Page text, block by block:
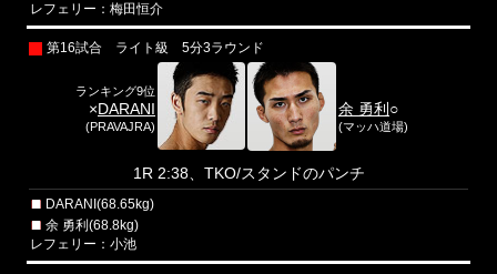
レフェリー：梅田恒介
第16試合 ライト級 5分3ラウンド
ランキング9位
×DARANI
(PRAVAJRA)
余 勇利 ○
(マッハ道場)
1R 2:38、TKO/スタンドのパンチ
DARANI(68.65kg)
余 勇利(68.8kg)
レフェリー：小池